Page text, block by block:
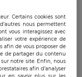
- Articles
Certains cookies sont
nous permettent
vous interagissez avec
votre expérience de
afin de vous proposer de
de partager du contenu
notre site. Enfin, nous
afin d’analyser